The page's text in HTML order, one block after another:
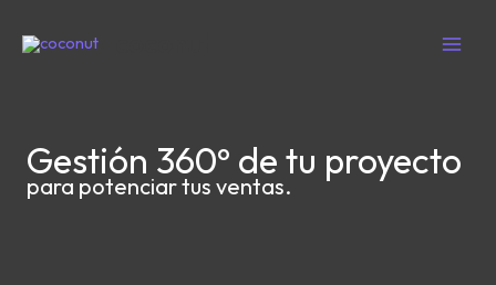
Gestión 360º de tu proyecto
para potenciar tus ventas.